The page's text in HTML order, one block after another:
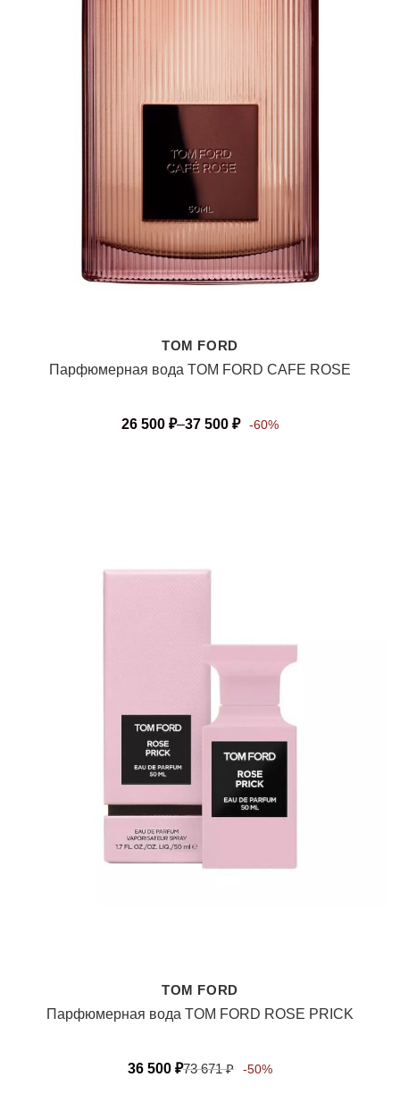
TOM FORD
Парфюмерная вода TOM FORD CAFE ROSE
26 500 ₽–37 500 ₽ -60%
TOM FORD
Парфюмерная вода TOM FORD ROSE PRICK
36 500 ₽73 671₽ -50%